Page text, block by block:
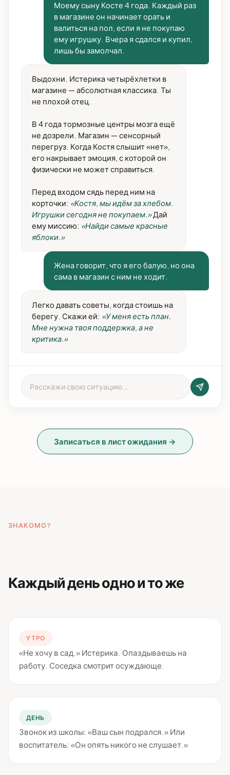
Моему сыну Косте 4 года. Каждый раз
в магазине он начинает орать и
валиться на пол, если я не покупаю
ему игрушку. Вчера я сдался и купил,
лишь бы замолчал.
Выдохни. Истерика четырёхлетки в
магазине — абсолютная классика. Ты
не плохой отец.
В 4 года тормозные центры мозга ещё
не дозрели. Магазин — сенсорный
перегруз. Когда Костя слышит «нет»,
его накрывает эмоция, с которой он
физически не может справиться.
Перед входом сядь перед ним на
корточки: «Костя, мы идём за хлебом.
Игрушки сегодня не покупаем.»Дай
ему миссию: «Найди самые красные
яблоки.»
Жена говорит, что я его балую, но она
сама в магазин с ним не ходит.
Легко давать советы, когда стоишь на
берегу. Скажи ей: «У меня есть план.
Мне нужна твоя поддержка, а не
критика.»
Расскажи свою ситуацию…
Записаться в лист ожидания →
ЗНАКОМО?
Каждый день одно и то же
УТРО
«Не хочу в сад.» Истерика. Опаздываешь на
работу. Соседка смотрит осуждающе.
ДЕНЬ
Звонок из школы: «Ваш сын подрался.» Или
воспитатель: «Он опять никого не слушает.»